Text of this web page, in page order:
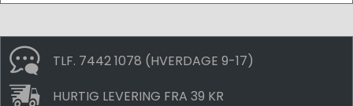
TLF. 7442 1078 (HVERDAGE 9-17)
HURTIG LEVERING FRA 39 KR